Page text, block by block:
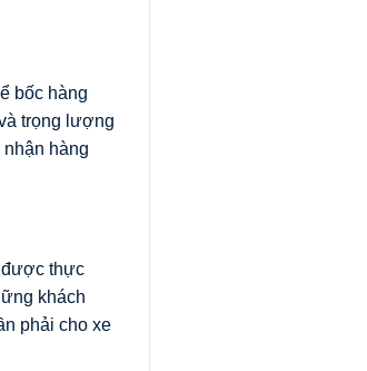
bốc hàng
trọng lượng
hàng
được thực
khách
phải cho xe